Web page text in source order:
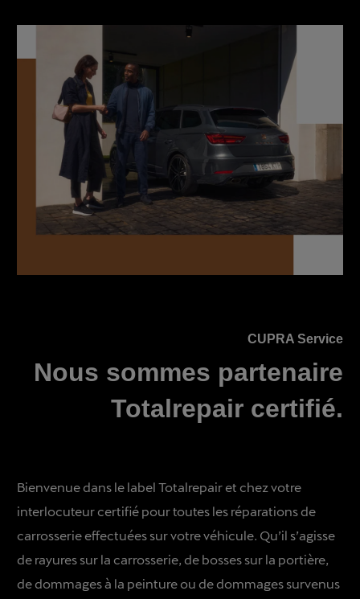
CUPRA Service
Nous sommes partenaire
Totalrepair certifié.
Bienvenue dans le label Totalrepair et chez votre
interlocuteur certifié pour toutes les réparations de
carrosserie effectuées sur votre véhicule. Qu’il s’agisse
de rayures sur la carrosserie, de bosses sur la portière,
de dommages à la peinture ou de dommages survenus